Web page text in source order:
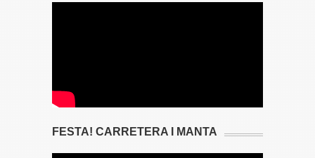
FESTA! CARRETERA I MANTA